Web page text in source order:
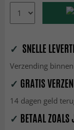
✓ SNELLE
Verzending
✓ GRATIS
14 dagen geld
✓ BETAAL ZOALS